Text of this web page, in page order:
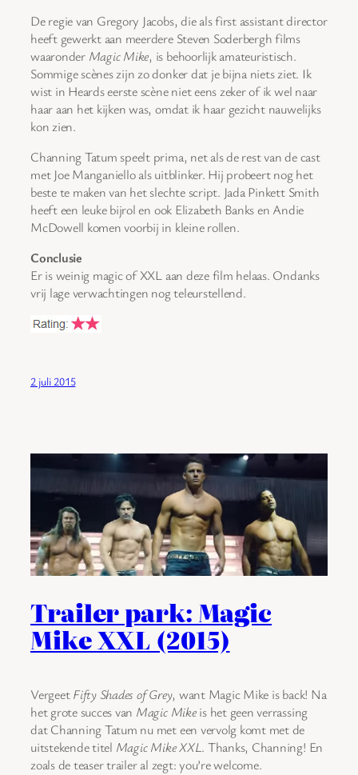
De regie van Gregory Jacobs, die als first assistant director
heeft gewerkt aan meerdere Steven Soderbergh films
waaronder Magic Mike, is behoorlijk amateuristisch.
Sommige scènes zijn zo donker dat je bijna niets ziet. Ik
wist in Heards eerste scène niet eens zeker of ik wel naar
haar aan het kijken was, omdat ik haar gezicht nauwelijks
kon zien.
Channing Tatum speelt prima, net als de rest van de cast
met Joe Manganiello als uitblinker. Hij probeert nog het
beste te maken van het slechte script. Jada Pinkett Smith
heeft een leuke bijrol en ook Elizabeth Banks en Andie
McDowell komen voorbij in kleine rollen.
Conclusie
Er is weinig magic of XXL aan deze film helaas. Ondanks
vrij lage verwachtingen nog teleurstellend.
2 juli 2015
Trailer park: Magic
Mike XXL (2015)
VergeetFifty Shades of Grey, want Magic Mike is back! Na
het grote succes van Magic Mikeis het geen verrassing
dat Channing Tatum nu met een vervolg komt met de
uitstekende titel Magic Mike XXL. Thanks, Channing! En
zoals de teaser trailer al zegt: you’re welcome.